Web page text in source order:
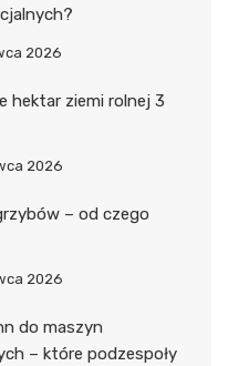
2026
hektar ziemi rolnej 3
2026
– od czego
2026
do maszyn
– które podzespoły